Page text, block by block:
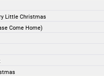
Little Christmas
Come Home)